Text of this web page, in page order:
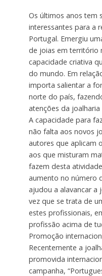
Os últimos anos tem
interessantes para a
Portugal. Emergiu
de joias em território
capacidade criativa
do mundo. Em
importa salientar a
norte do país,
atenções da
A capacidade para
não falta aos novos
autores que aplicam
aos que misturam
fazem desta
aumento no número
ajudou a alavancar a
vez que se trata de
estes profissionais,
profissão acima de
Promoção
Recentemente a
promovida
campanha,